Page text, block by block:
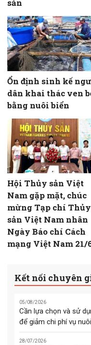
sản
Ổn định sinh kế ngư
dân khai thác ven
bằng nuôi biển
Hội Thủy sản Việt
Nam gặp mặt, chúc
mừng Tạp chí Thủy
sản Việt Nam nhân
Ngày Báo chí Cách
mạng Việt Nam 21/
Kết nối chuyên
05/08/2026
Cần lựa chọn và sử
để giảm chi phí vụ
28/07/2026